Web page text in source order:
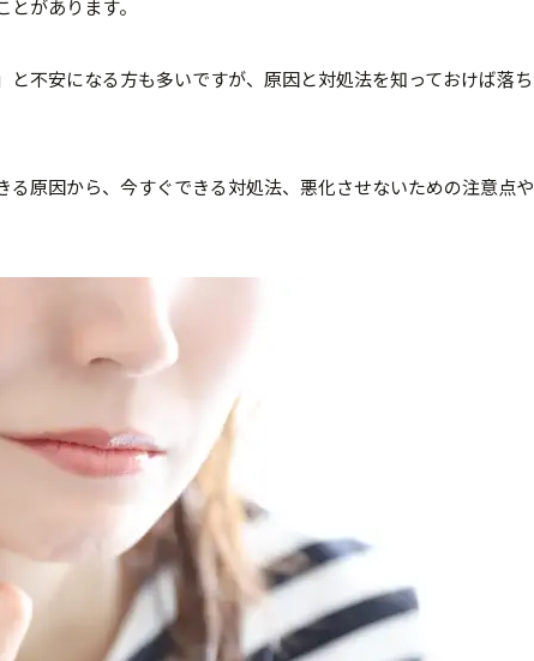
があります。
と不安になる方も多いですが、原因と対処法を知っておけば落ち
原因から、今すぐできる対処法、悪化させないための注意点や